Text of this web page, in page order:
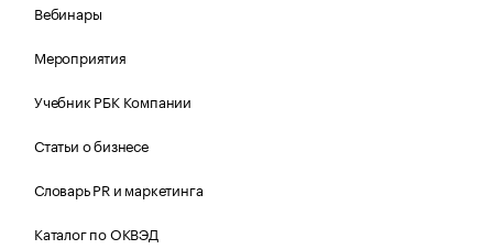
Вебинары
Мероприятия
Учебник РБК Компании
Статьи о бизнесе
Словарь PR и маркетинга
Каталог по ОКВЭД